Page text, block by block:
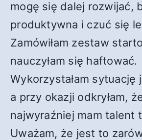
mogę się dalej rozwijać,
produktywna i czuć się
Zamówiłam zestaw
nauczyłam się haftować.
Wykorzystałam sytuację
a przy okazji odkryłam,
najwyraźniej mam talent
Uważam, że jest to